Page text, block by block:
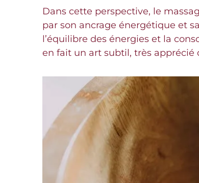
Dans cette perspective, le
par son ancrage énergétique et
l’équilibre des énergies et la
en fait un art subtil, très